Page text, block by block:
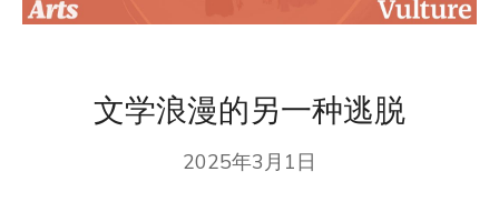
文学浪漫的另一种逃脱
2025年3月1日